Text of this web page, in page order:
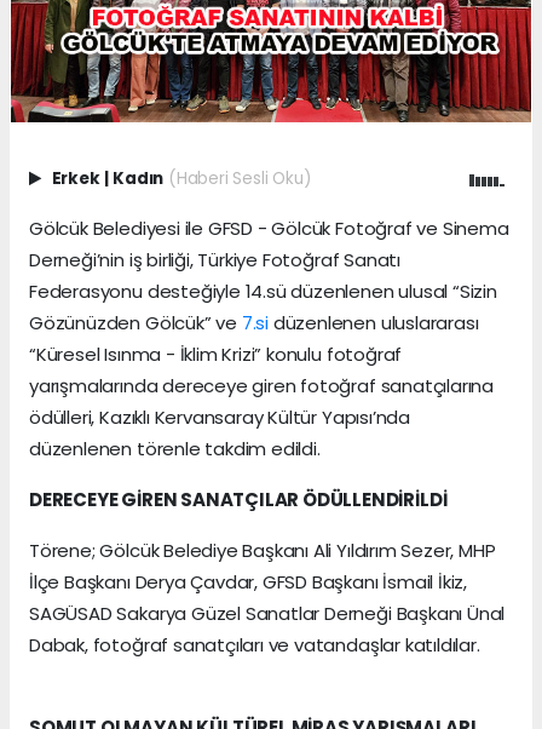
Erkek | Kadın (Haberi Sesli Oku)
Gölcük Belediyesi ile GFSD - Gölcük Fotoğraf ve Sinema
Derneği’nin iş birliği, Türkiye Fotoğraf Sanatı
Federasyonu desteğiyle 14.sü düzenlenen ulusal “Sizin
Gözünüzden Gölcük” ve 7.sidüzenlenen uluslararası
“Küresel Isınma - İklim Krizi” konulu fotoğraf
yarışmalarında dereceye giren fotoğraf sanatçılarına
ödülleri, Kazıklı Kervansaray Kültür Yapısı’nda
düzenlenen törenle takdim edildi.
DERECEYE GİREN SANATÇILAR ÖDÜLLENDİRİLDİ
Törene; Gölcük Belediye Başkanı Ali Yıldırım Sezer, MHP
İlçe Başkanı Derya Çavdar, GFSD Başkanı İsmail İkiz,
SAGÜSAD Sakarya Güzel Sanatlar Derneği Başkanı Ünal
Dabak, fotoğraf sanatçıları ve vatandaşlar katıldılar.